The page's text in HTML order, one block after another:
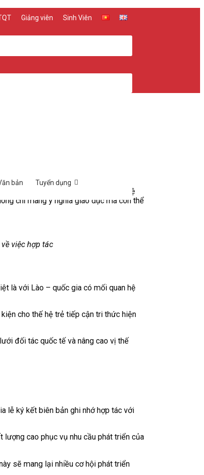
Giảng viên Sinh Viên
bản Tuyển dụng
quan trọng, góp phần thúc đẩy quan hệ
chỉ mang ý nghĩa giáo dục mà còn thể
việc hợp tác
là với Lào – quốc gia có mối quan hệ
cho thế hệ trẻ tiếp cận tri thức hiện
đối tác quốc tế và nâng cao vị thế
lễ ký kết biên bản ghi nhớ hợp tác với
cao phục vụ nhu cầu phát triển của
sẽ mang lại nhiều cơ hội phát triển